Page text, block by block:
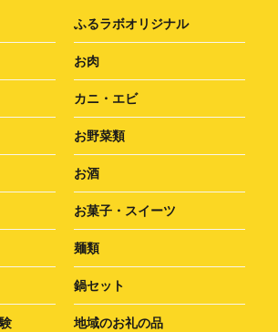
ふるラボオリジナル
お肉
カニ・エビ
お野菜類
お酒
お菓子・スイーツ
麺類
鍋セット
地域のお礼の品